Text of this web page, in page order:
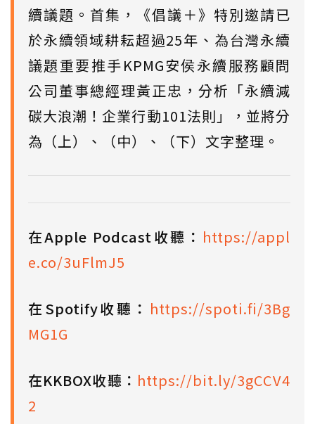
續議題。首集，《倡議＋》特別邀請已
於永續領域耕耘超過25年、為台灣永續
議題重要推手KPMG安侯永續服務顧問
公司董事總經理黃正忠，分析「永續減
碳大浪潮！企業行動101法則」，並將分
為（上）、（中）、（下）文字整理。
在Apple Podcast收聽： https://appl
e.co/3uFlmJ5
在Spotify收聽： https://spoti.fi/3Bg
MG1G
在KKBOX收聽： https://bit.ly/3gCCV4
2